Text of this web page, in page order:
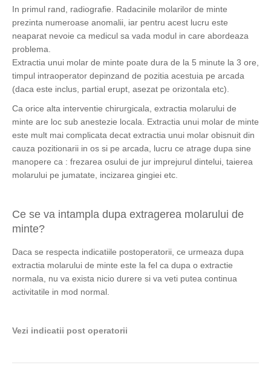
In primul rand, radiografie. Radacinile molarilor de minte
prezinta numeroase anomalii, iar pentru acest lucru este
neaparat nevoie ca medicul sa vada modul in care abordeaza
problema.
Extractia unui molar de minte poate dura de la 5 minute la 3 ore,
timpul intraoperator depinzand de pozitia acestuia pe arcada
(daca este inclus, partial erupt, asezat pe orizontala etc).
Ca orice alta interventie chirurgicala, extractia molarului de
minte are loc sub anestezie locala. Extractia unui molar de minte
este mult mai complicata decat extractia unui molar obisnuit din
cauza pozitionarii in os si pe arcada, lucru ce atrage dupa sine
manopere ca : frezarea osului de jur imprejurul dintelui, taierea
molarului pe jumatate, incizarea gingiei etc.
Ce se va intampla dupa extragerea molarului de
minte?
Daca se respecta indicatiile postoperatorii, ce urmeaza dupa
extractia molarului de minte este la fel ca dupa o extractie
normala, nu va exista nicio durere si va veti putea continua
activitatile in mod normal.
Vezi indicatii post operatorii